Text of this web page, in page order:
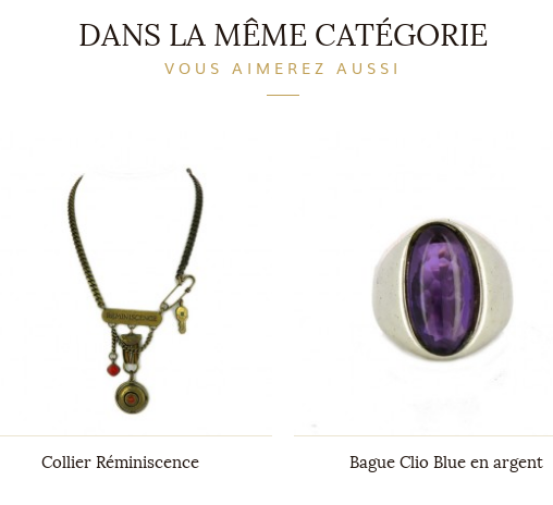
DANS LA MÊME CATÉGORIE
VOUS AIMEREZ AUSSI
Collier Réminiscence Bague Clio Blue en argent